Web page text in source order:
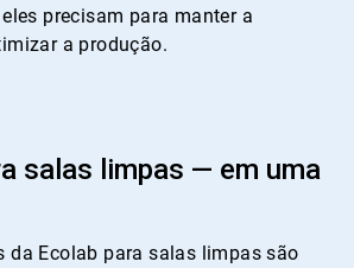
precisam para manter a
a produção.
salas limpas — em uma
da Ecolab para salas limpas são